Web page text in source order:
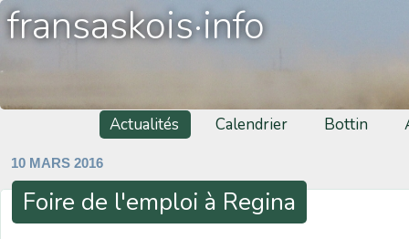
fransaskois·info
Actualités Calendrier Bottin
10 MARS 2016
Foire de l'emploi à Regina